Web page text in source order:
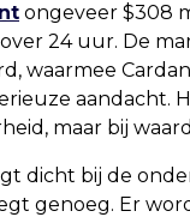
ongeveer $308
24 uur. De
waarmee
aandacht.
maar bij
dicht bij de
genoeg. Er